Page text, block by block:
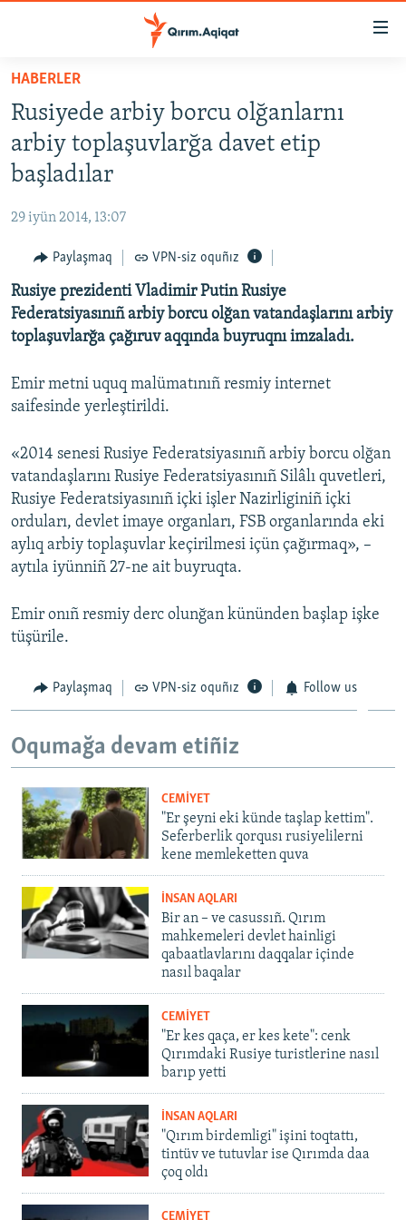
Esas
qaytmaq
Baş
navigatsiyağa
qaytmaq
Qıdıruvğa
qaytmaq
SİYASET
İQTİSADİYAT
MEDENİYET
İNSAN AQLARI
VİDEO
SÜRET
FİKİR
Українською
QOŞULIÑIZ!
RFE/RS bütün saytları
HABERLER
Rusiyede arbiy borcu olğanlarnı
arbiy toplaşuvlarğa davet etip
başladılar
29 iyün 2014, 13:07
Paylaşmaq VPN-siz oquñız
Rusiye prezidenti Vladimir Putin Rusiye
Federatsiyasınıñ arbiy borcu olğan vatandaşlarını arbiy
toplaşuvlarğa çağıruv aqqında buyruqnı imzaladı.
Emir metni uquq malümatınıñ resmiy internet
saifesinde yerleştirildi.
«2014 senesi Rusiye Federatsiyasınıñ arbiy borcu olğan
vatandaşlarını Rusiye Federatsiyasınıñ Silâlı quvetleri,
Rusiye Federatsiyasınıñ içki işler Nazirliginiñ içki
orduları, devlet imaye organları, FSB organlarında eki
aylıq arbiy toplaşuvlar keçirilmesi içün çağırmaq», –
aytıla iyünniñ 27-ne ait buyruqta.
Emir onıñ resmiy derc olunğan kününden başlap işke
tüşürile.
Paylaşmaq VPN-siz oquñız Follow us
Oqumağa devam etiñiz
CEMİYET
"Er şeyni eki künde taşlap kettim".
Seferberlik qorqusı rusiyelilerni
kene memleketten quva
İNSAN AQLARI
Bir an – ve casussıñ. Qırım
mahkemeleri devlet hainligi
qabaatlavlarını daqqalar içinde
nasıl baqalar
CEMİYET
"Er kes qaça, er kes kete": cenk
Qırımdaki Rusiye turistlerine nasıl
barıp yetti
İNSAN AQLARI
"Qırım birdemligi" işini toqtattı,
tintüv ve tutuvlar ise Qırımda daa
çoq oldı
CEMİYET